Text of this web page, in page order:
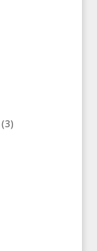
(3)